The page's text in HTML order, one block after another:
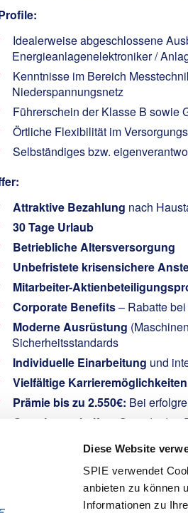
Diese Website
SPIE verwendet
anbieten zu können
Informationen zu
Idealerweise abgeschlossene
Energieanlagenelektroniker /
Kenntnisse im Bereich
Niederspannungsnetz
Führerschein der Klasse B sowie
Örtliche Flexibilität im
Selbständiges bzw.
Attraktive Bezahlung nach
30 Tage Urlaub
Betriebliche Altersversorgung
Unbefristete krisensichere
Mitarbeiter-
Corporate Benefits– Rabatte
Moderne Ausrüstung
Sicherheitsstandards
Individuelle Einarbeitung und
Vielfältige Karrieremöglichkeiten
Prämie bis zu 2.550€: Bei
Gemeinsam helfen:
Spende den